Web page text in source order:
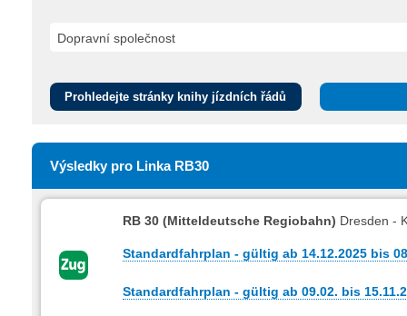
Prohledejte stránky knihy jízdních řádů
Výsledky pro Linka RB30
RB 30 (Mitteldeutsche Regiobahn) Dresden -
Standardfahrplan - gültig ab 14.12.2025 bis
Standardfahrplan - gültig ab 09.02. bis